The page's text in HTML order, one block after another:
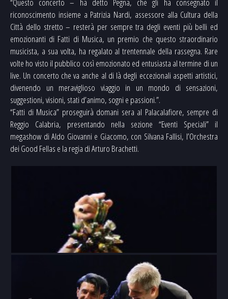
riconoscimento insieme a Patrizia Nardi, assessore alla Cultura della
Città dello stretto – resterà per sempre tra degli eventi più belli ed
emozionanti di Fatti di Musica, un premio che questo straordinario
musicista, a sua volta, ha regalato al trentennale della rassegna. Rare
volte ho visto il pubblico così emozionato ed entusiasta al termine di un
live. Un concerto che va anche al di là degli eccezionali aspetti artistici,
divenendo un meraviglioso viaggio in un mondo di sensazioni,
suggestioni, visioni, stati d’animo, sogni e passioni.”.
“Fatti di Musica” proseguirà domani sera al Palacalafiore, sempre di
Reggio Calabria, presentando nella sezione “Eventi Speciali” il
megashow di Aldo Giovanni e Giacomo, con Silvana Fallisi, l’Orchestra
dei Good Fellas e la regia di Arturo Brachetti.